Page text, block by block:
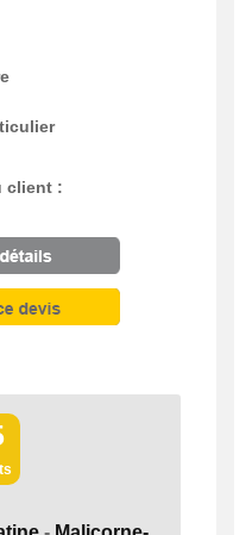
client :